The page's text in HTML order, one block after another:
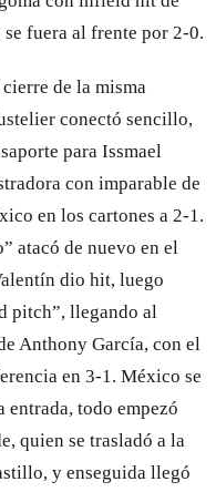
fuera al frente por 2-0.
de la misma
conectó sencillo,
para Issmael
con imparable de
en los cartones a 2-1.
atacó de nuevo en el
dio hit, luego
pitch”, llegando al
Anthony García, con el
en 3-1. México se
entrada, todo empezó
quien se trasladó a la
y enseguida llegó